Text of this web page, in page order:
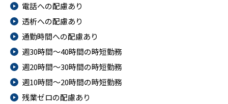
電話への配慮あり
透析への配慮あり
通勤時間への配慮あり
週30時間～40時間の時短勤務
週20時間～30時間の時短勤務
週10時間～20時間の時短勤務
残業ゼロの配慮あり